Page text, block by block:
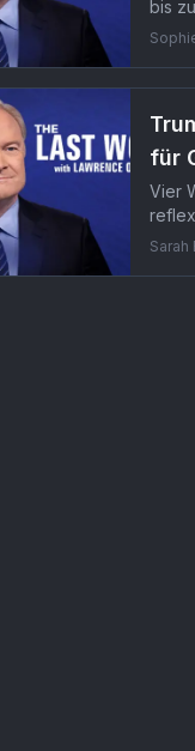
bis
für
Vier
Sarah